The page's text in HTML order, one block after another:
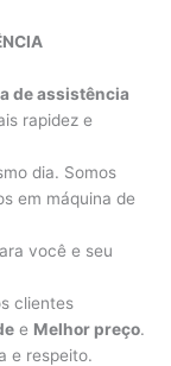
de assistência
rapidez e
dia. Somos
em máquina de
você e seu
clientes
e Melhor preço.
e respeito.